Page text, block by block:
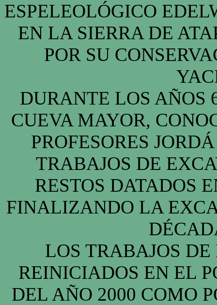
ESPELEOLÓGICO
EN LA SIERRA DE
POR SU
DURANTE LOS AÑOS
CUEVA MAYOR,
PROFESORES
TRABAJOS DE
RESTOS DATADOS
FINALIZANDO LA
LOS TRABAJOS
REINICIADOS EN EL
DEL AÑO 2000 COMO